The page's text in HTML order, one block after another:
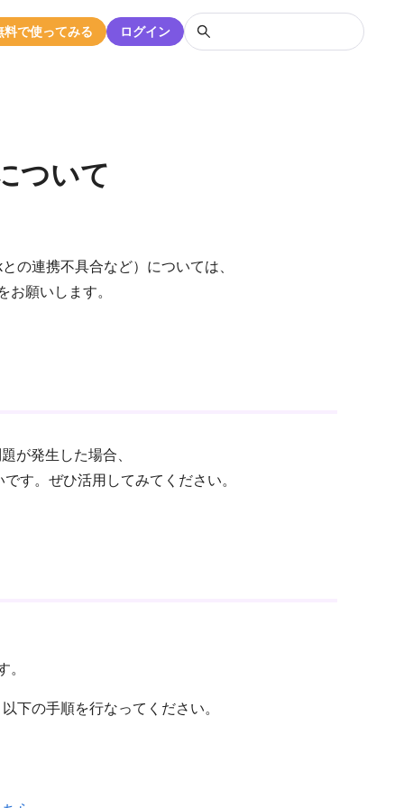
料で使ってみる ログイン
ついて
の連携不具合など）については、
お願いします。
が発生した場合、
す。ぜひ活用してみてください。
。
下の手順を行なってください。